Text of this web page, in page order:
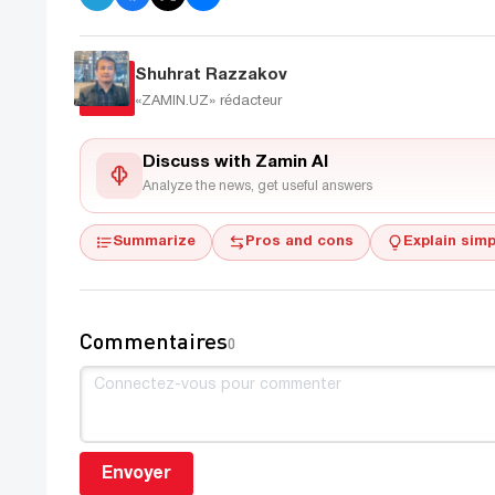
Shuhrat Razzakov
«ZAMIN.UZ» rédacteur
Discuss with Zamin AI
Analyze the news, get useful answers
Summarize Pros and cons Explain
Commentaires0
Envoyer